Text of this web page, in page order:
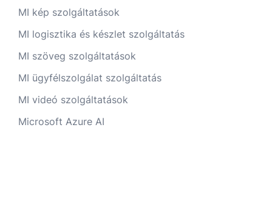
MI kép szolgáltatások
MI logisztika és készlet szolgáltatás
MI szöveg szolgáltatások
MI ügyfélszolgálat szolgáltatás
MI videó szolgáltatások
Microsoft Azure AI